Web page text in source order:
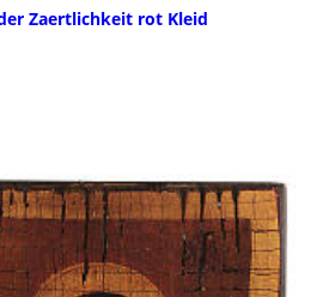
Zaertlichkeit rot Kleid